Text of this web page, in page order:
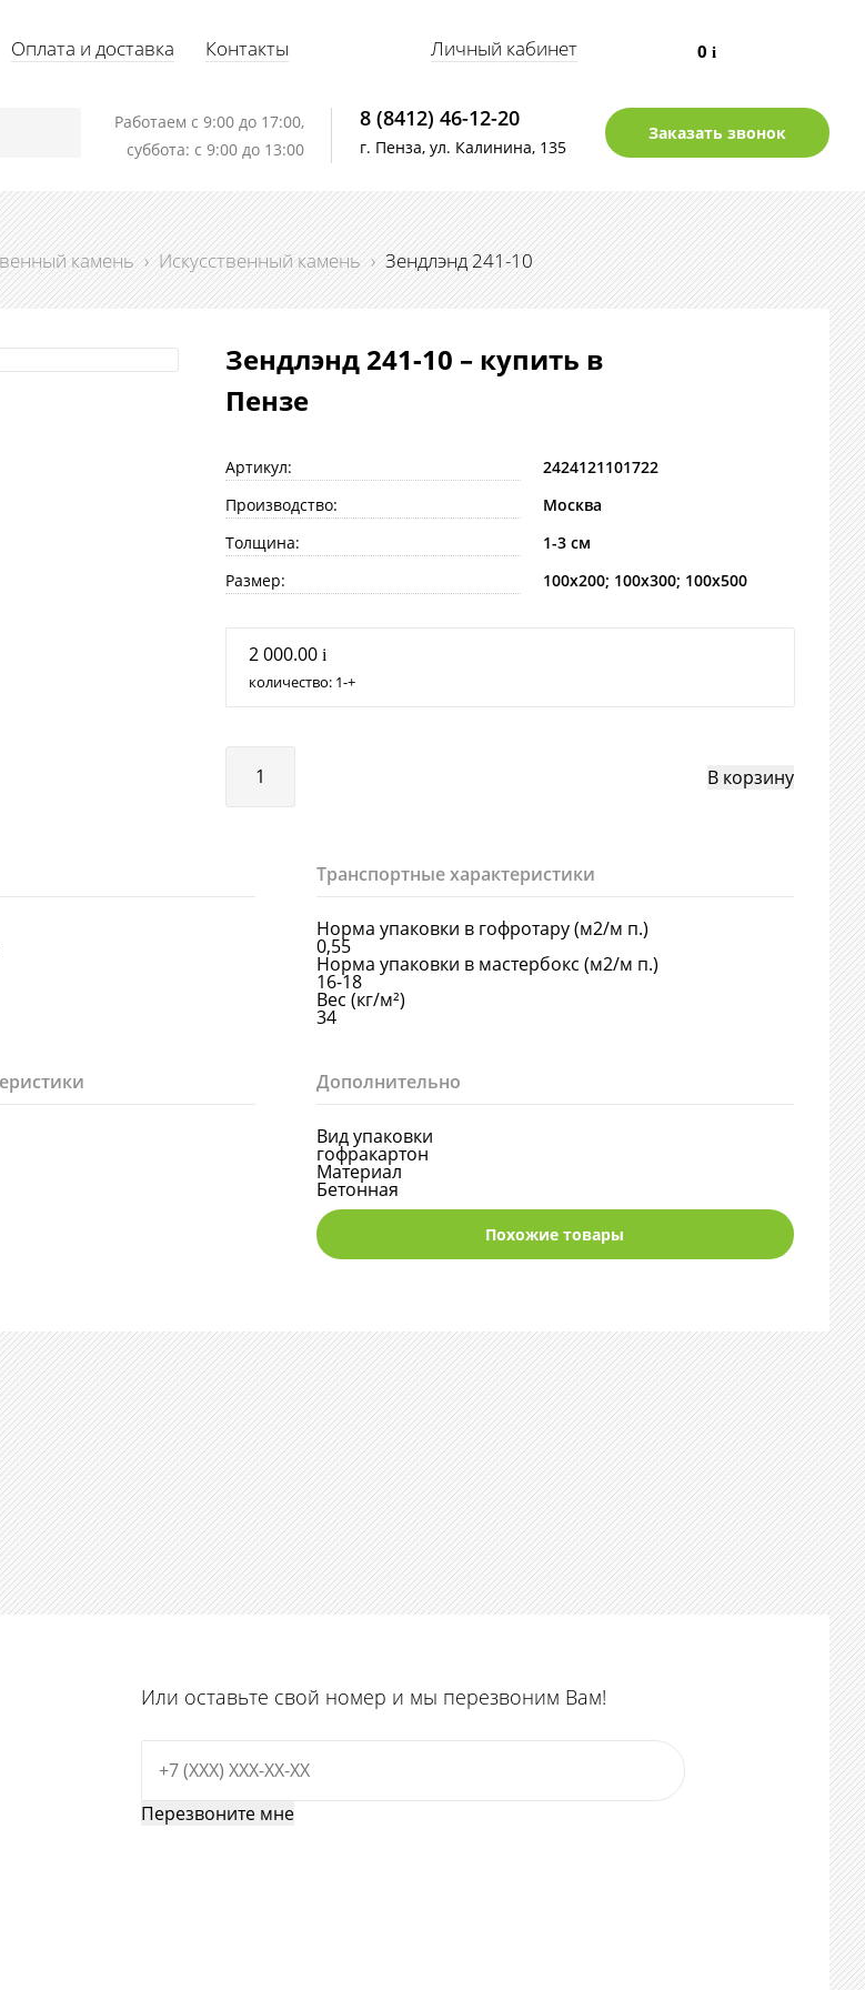
Оплата и доставка Контакты Личный кабинет 0i
Работаем c 9:00 до 17:00,
суббота: с 9:00 до 13:00
8 (8412) 46-12-20
г. Пенза, ул. Калинина, 135
Заказать звонок
камень › Искусственный камень › Зендлэнд 241-10
Зендлэнд 241-10 – купить в
Пензе
Артикул:
2424121101722
Производство:
Москва
Толщина:
1-3 см
Размер:
100х200; 100х300; 100х500
2 000.00 i
количество: 1 +
Транспортные характеристики
Норма упаковки в гофротару (м2/м п.)
0,55
Норма упаковки в мастербокс (м2/м п.)
16-18
Вес (кг/м²)
34
Дополнительно
Вид упаковки
гофракартон
Материал
Бетонная
Похожие товары
Или оставьте свой номер и мы перезвоним Вам!